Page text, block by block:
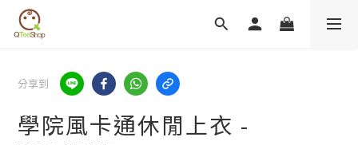
分享到
學院風卡通休閒上衣 -